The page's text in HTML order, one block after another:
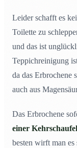
Leider schafft es
Toilette zu
und das ist
Teppichreinigung
da das Erbrochene
auch aus
Das Erbrochene
einer
besten wirft man